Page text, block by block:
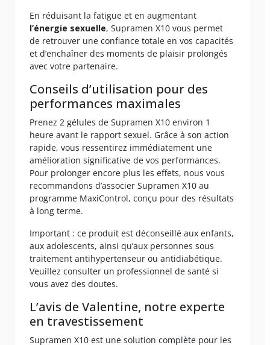
En réduisant la fatigue et en augmentant
l’énergie sexuelle, Supramen X10 vous permet
de retrouver une confiance totale en vos capacités
et d’enchaîner des moments de plaisir prolongés
avec votre partenaire.
Conseils d’utilisation pour des
performances maximales
Prenez 2 gélules de Supramen X10 environ 1
heure avant le rapport sexuel. Grâce à son action
rapide, vous ressentirez immédiatement une
amélioration significative de vos performances.
Pour prolonger encore plus les effets, nous vous
recommandons d’associer Supramen X10 au
programme MaxiControl, conçu pour des résultats
à long terme.
Important : ce produit est déconseillé aux enfants,
aux adolescents, ainsi qu’aux personnes sous
traitement antihypertenseur ou antidiabétique.
Veuillez consulter un professionnel de santé si
vous avez des doutes.
L’avis de Valentine, notre experte
en travestissement
Supramen X10 est une solution complète pour les